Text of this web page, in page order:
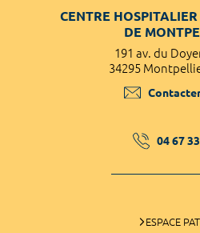
CENTRE
DE
191 av. du
34295
04 67
ESPACE